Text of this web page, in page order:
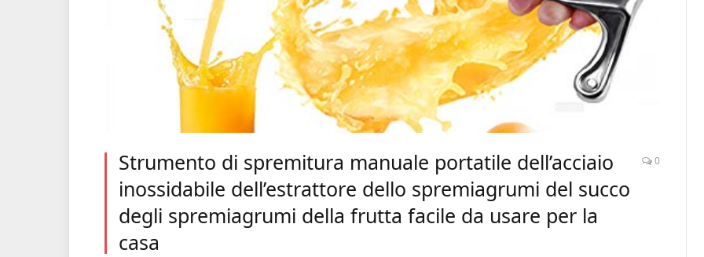
Strumento di spremitura manuale portatile dell’acciaio
inossidabile dell’estrattore dello spremiagrumi del succo
degli spremiagrumi della frutta facile da usare per la
casa
0